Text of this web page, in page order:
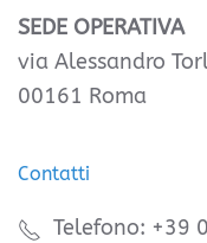
SEDE OPERATIVA
via Alessandro
00161 Roma
Contatti
Telefono: +39